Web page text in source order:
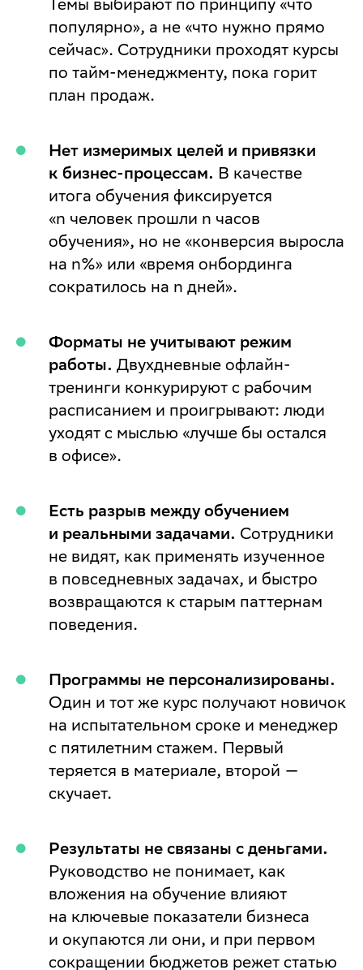
популярно», а не «что нужно прямо
сейчас». Сотрудники проходят курсы
по тайм-менеджменту, пока горит
план продаж.
Нет измеримых целей и привязки
к бизнес-процессам. В качестве
итога обучения фиксируется
«n человек прошли n часов
обучения», но не «конверсия выросла
на n%» или «время онбординга
сократилось на n дней».
Форматы не учитывают режим
работы. Двухдневные офлайн-
тренинги конкурируют с рабочим
расписанием и проигрывают: люди
уходят с мыслью «лучше бы остался
в офисе».
Есть разрыв между обучением
и реальными задачами. Сотрудники
не видят, как применять изученное
в повседневных задачах, и быстро
возвращаются к старым паттернам
поведения.
Программы не персонализированы.
Один и тот же курс получают новичок
на испытательном сроке и менеджер
с пятилетним стажем. Первый
теряется в материале, второй —
скучает.
Результаты не связаны с деньгами.
Руководство не понимает, как
вложения на обучение влияют
на ключевые показатели бизнеса
и окупаются ли они, и при первом
сокращении бюджетов режет статью